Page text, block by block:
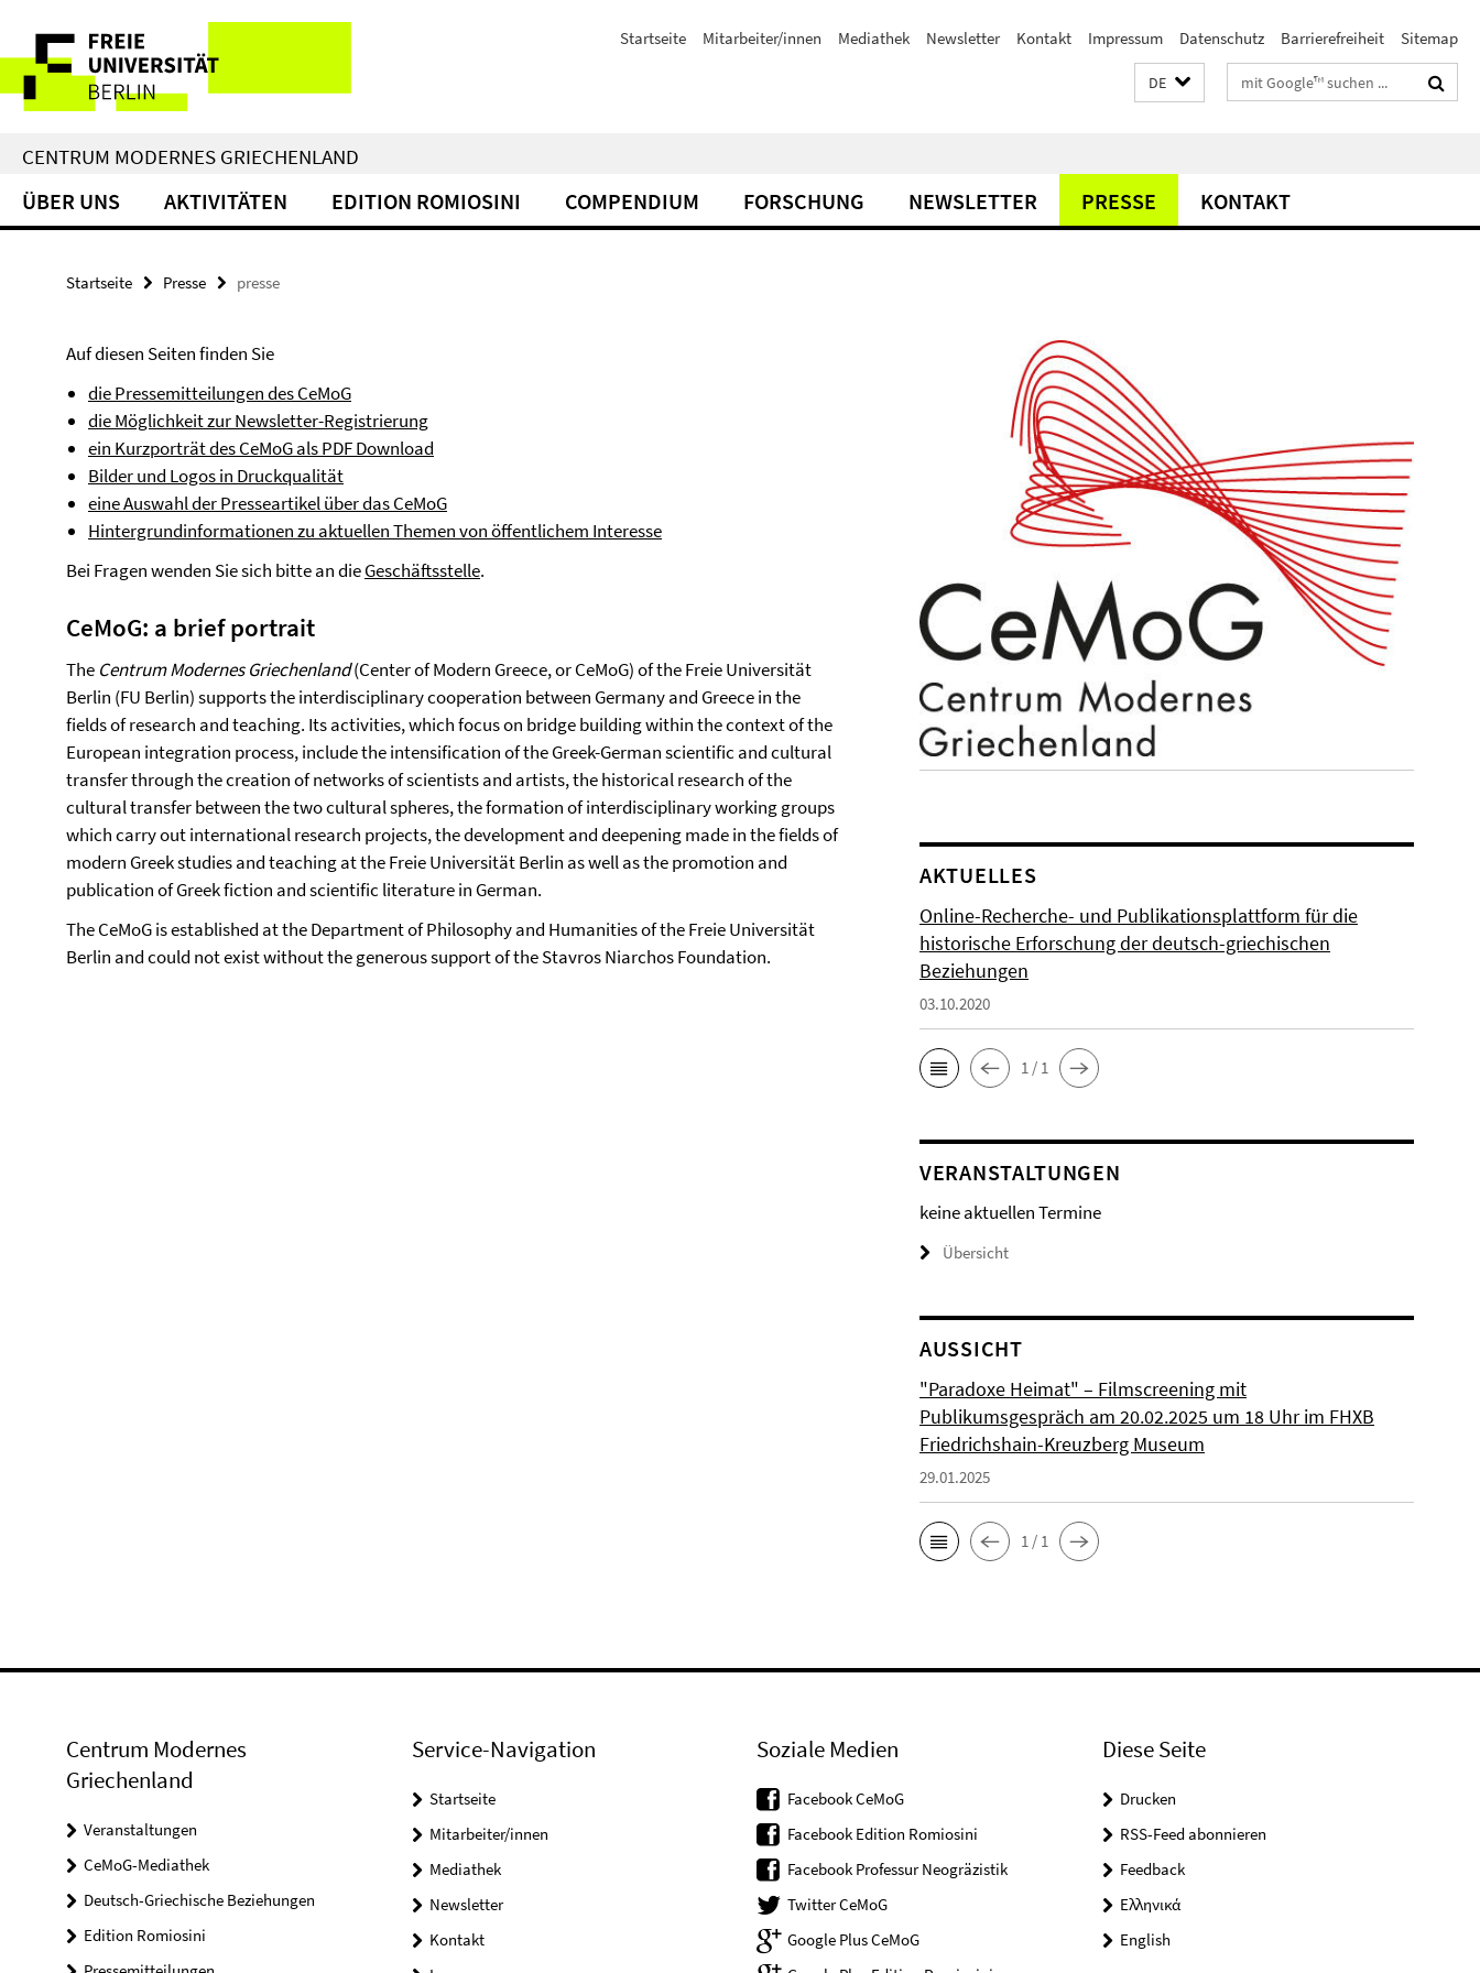
direkt
Inhalt
Service-
Navigation
Startseite Mitarbeiter/innen Mediathek Newsletter Kontakt Impressum Datenschutz Barrierefreiheit Sitemap
DE Suchbegriffe
CENTRUM MODERNES GRIECHENLAND
ÜBER UNS AKTIVITÄTEN EDITION ROMIOSINI COMPENDIUM FORSCHUNG NEWSLETTER PRESSE KONTAKT
Startseite Presse presse
Auf diesen Seiten finden Sie
die Pressemitteilungen des CeMoG
die Möglichkeit zur Newsletter-Registrierung
ein Kurzporträt des CeMoG als PDF Download
Bilder und Logos in Druckqualität
eine Auswahl der Presseartikel über das CeMoG
Hintergrundinformationen zu aktuellen Themen von öffentlichem Interesse
Bei Fragen wenden Sie sich bitte an dieGeschäftsstelle.
CeMoG: a brief portrait
The Centrum Modernes Griechenland(Center of Modern Greece, or CeMoG) of the Freie Universität
Berlin (FU Berlin) supports the interdisciplinary cooperation between Germany and Greece in the
fields of research and teaching. Its activities, which focus on bridge building within the context of the
European integration process, include the intensification of the Greek-German scientific and cultural
transfer through the creation of networks of scientists and artists, the historical research of the
cultural transfer between the two cultural spheres, the formation of interdisciplinary working groups
which carry out international research projects, the development and deepening made in the fields of
modern Greek studies and teaching at the Freie Universität Berlin as well as the promotion and
publication of Greek fiction and scientific literature in German.
The CeMoG is established at the Department of Philosophy and Humanities of the Freie Universität
Berlin and could not exist without the generous support of the Stavros Niarchos Foundation.
AKTUELLES
Online-Recherche- und Publikationsplattform für die
historische Erforschung der deutsch-griechischen
Beziehungen
03.10.2020
1 / 1
VERANSTALTUNGEN
keine aktuellen Termine
Übersicht
AUSSICHT
"Paradoxe Heimat" – Filmscreening mit
Publikumsgespräch am 20.02.2025 um 18 Uhr im FHXB
Friedrichshain-Kreuzberg Museum
29.01.2025
1 / 1
Centrum Modernes
Griechenland
Veranstaltungen
CeMoG-Mediathek
Deutsch-Griechische Beziehungen
Edition Romiosini
Service-Navigation
Startseite
Mitarbeiter/innen
Mediathek
Newsletter
Kontakt
Soziale Medien
Facebook CeMoG
Facebook Edition Romiosini
Facebook Professur Neogräzistik
Twitter CeMoG
Google Plus CeMoG
Diese Seite
Drucken
RSS-Feed abonnieren
Feedback
Ελληνικά
English